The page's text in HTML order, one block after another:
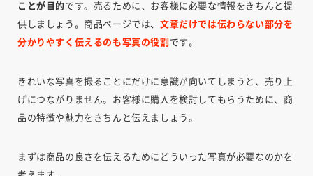
ことが目的です。売るために、お客様に必要な情報をきちんと提
供しましょう。商品ページでは、 文章だけでは伝わらない部分を
分かりやすく伝えるのも写真の役割 です。
きれいな写真を撮ることにだけに意識が向いてしまうと、売り上
げにつながりません。お客様に購入を検討してもらうために、商
品の特徴や魅力をきちんと伝えましょう。
まずは商品の良さを伝えるためにどういった写真が必要なのかを